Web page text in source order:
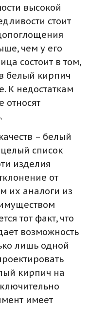
высокой
стоит
чем у его
состоит в том,
белый кирпич
К недостаткам
относят
– белый
список
изделия
от
их аналоги из
тот факт, что
возможность
лишь одной
кирпич на
имеет